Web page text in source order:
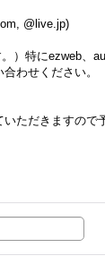
@live.jp)
）特にezweb、
わせください。
いただきますので